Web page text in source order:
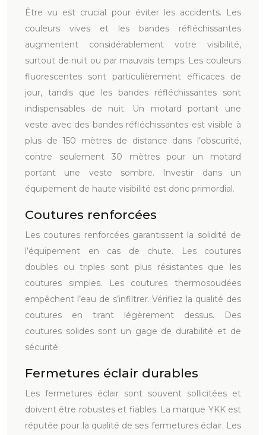
Être vu est crucial pour éviter les accidents. Les
couleurs vives et les bandes réfléchissantes
augmentent considérablement votre visibilité,
surtout de nuit ou par mauvais temps. Les couleurs
fluorescentes sont particulièrement efficaces de
jour, tandis que les bandes réfléchissantes sont
indispensables de nuit. Un motard portant une
veste avec des bandes réfléchissantes est visible à
plus de 150 mètres de distance dans l’obscurité,
contre seulement 30 mètres pour un motard
portant une veste sombre. Investir dans un
équipement de haute visibilité est donc primordial.
Coutures renforcées
Les coutures renforcées garantissent la solidité de
l’équipement en cas de chute. Les coutures
doubles ou triples sont plus résistantes que les
coutures simples. Les coutures thermosoudées
empêchent l’eau de s’infiltrer. Vérifiez la qualité des
coutures en tirant légèrement dessus. Des
coutures solides sont un gage de durabilité et de
sécurité.
Fermetures éclair durables
Les fermetures éclair sont souvent sollicitées et
doivent être robustes et fiables. La marque YKK est
réputée pour la qualité de ses fermetures éclair. Les